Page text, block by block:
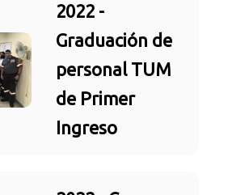
2022 -
Graduación de
personal TUM
de Primer
Ingreso